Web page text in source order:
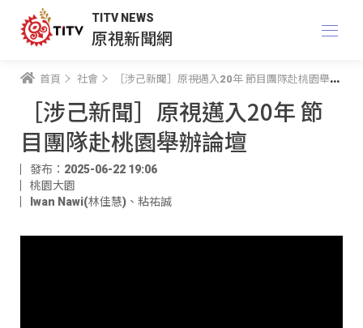
TITV NEWS
原視新聞網
首頁 社會 ［涉己新聞］原視邁入20年 節目團隊赴桃園舉辦論壇
［涉己新聞］原視邁入20年 節
目團隊赴桃園舉辦論壇
發布：2025-06-22 19:06
桃園大園
Iwan Nawi(林佳慧) 、 粘祐誠